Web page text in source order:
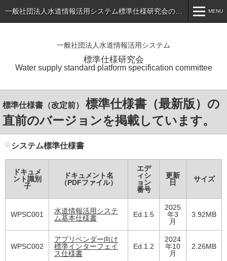
一般社団法人水道情報活用システム
標準仕様研究会
Water supply standard platform specification committee
MENU
会員専用ページ
会員一覧
研究会について
お問い合わせ
アプリケーションサービス・製品一覧
標準仕様書（改定前）
標準仕様書（最新版）の
直前のバージョンを掲載しています。
システム標準仕様書
ドキュメ
ント識別
子
ドキュメント名
（PDFファイル）
エデ
ィシ
ョン
番号
更新
日
サイズ
WPSC001
水道情報活用システ
ム基本仕様書
Ed.1.5
2025
年3
月
3.92MB
WPSC002
アプリベンダー向け
標準インターフェイ
ス仕様書
Ed.1.2
2024
年10
月
2.26MB